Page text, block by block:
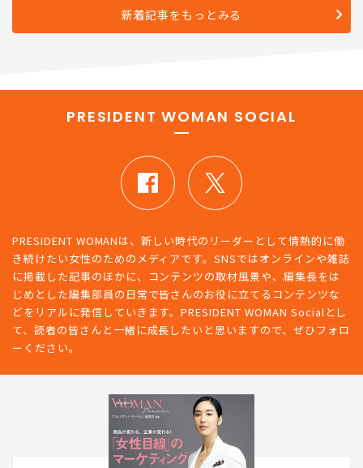
新着記事をもっとみる
PRESIDENT WOMAN SOCIAL
PRESIDENT WOMANは、新しい時代のリーダーとして情熱的に働
き続けたい女性のためのメディアです。SNSではオンラインや雑誌
に掲載した記事のほかに、コンテンツの取材風景や、編集長をは
じめとした編集部員の日常で皆さんのお役に立てるコンテンツな
どをリアルに発信していきます。PRESIDENT WOMAN Socialとし
て、読者の皆さんと一緒に成長したいと思いますので、ぜひフォロ
ーください。